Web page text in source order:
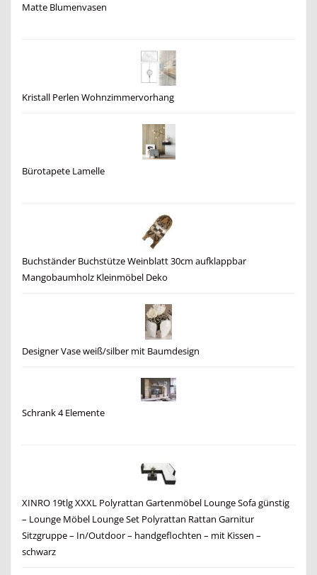
Matte Blumenvasen
Kristall Perlen Wohnzimmervorhang
Bürotapete Lamelle
Buchständer Buchstütze Weinblatt 30cm aufklappbar
Mangobaumholz Kleinmöbel Deko
Designer Vase weiß/silber mit Baumdesign
Schrank 4 Elemente
XINRO 19tlg XXXL Polyrattan Gartenmöbel Lounge Sofa günstig
– Lounge Möbel Lounge Set Polyrattan Rattan Garnitur
Sitzgruppe – In/Outdoor – handgeflochten – mit Kissen –
schwarz